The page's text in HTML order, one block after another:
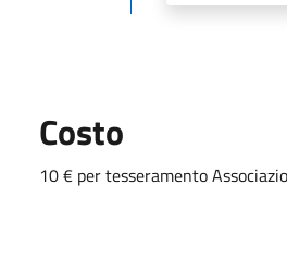
Costo
10 € per tesseramento